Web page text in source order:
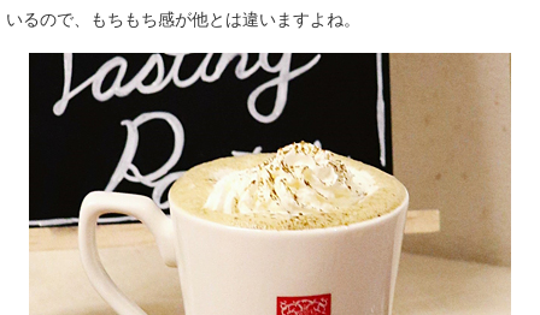
いるので、もちもち感が他とは違いますよね。